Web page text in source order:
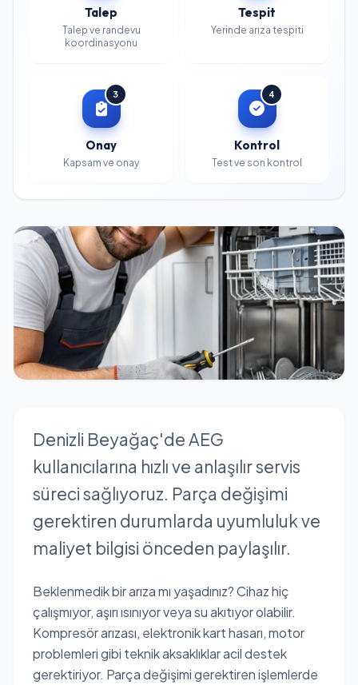
Talep
Talep ve randevu
koordinasyonu
Tespit
Yerinde arıza tespiti
3
Onay
Kapsam ve onay
4
Kontrol
Test ve son kontrol
Denizli Beyağaç'de AEG
kullanıcılarına hızlı ve anlaşılır servis
süreci sağlıyoruz. Parça değişimi
gerektiren durumlarda uyumluluk ve
maliyet bilgisi önceden paylaşılır.
Beklenmedik bir arıza mı yaşadınız? Cihaz hiç
çalışmıyor, aşırı ısınıyor veya su akıtıyor olabilir.
Kompresör arızası, elektronik kart hasarı, motor
problemleri gibi teknik aksaklıklar acil destek
gerektiriyor. Parça değişimi gerektiren işlemlerde